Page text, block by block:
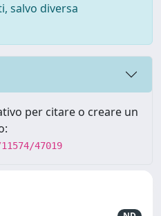
salvo diversa
per citare o creare un
47019